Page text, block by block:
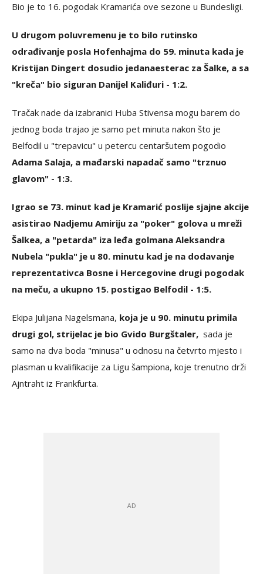
Bio je to 16. pogodak Kramarića ove sezone u Bundesligi.
U drugom poluvremenu je to bilo rutinsko
odrađivanje posla Hofenhajma do 59. minuta kada je
Kristijan Dingert dosudio jedanaesterac za Šalke, a sa
"kreča" bio siguran Danijel Kaliđuri - 1:2.
Tračak nade da izabranici Huba Stivensa mogu barem do
jednog boda trajao je samo pet minuta nakon što je
Belfodil u "trepavicu" u petercu centaršutem pogodio
Adama Salaja, a mađarski napadač samo "trznuo
glavom" - 1:3.
Igrao se 73. minut kad je Kramarić poslije sjajne akcije
asistirao Nadjemu Amiriju za "poker" golova u mreži
Šalkea, a "petarda" iza leđa golmana Aleksandra
Nubela "pukla" je u 80. minutu kad je na dodavanje
reprezentativca Bosne i Hercegovine drugi pogodak
na meču, a ukupno 15. postigao Belfodil - 1:5.
Ekipa Julijana Nagelsmana, koja je u 90. minutu primila
drugi gol, strijelac je bio Gvido Burgštaler, sada je
samo na dva boda "minusa" u odnosu na četvrto mjesto i
plasman u kvalifikacije za Ligu šampiona, koje trenutno drži
Ajntraht iz Frankfurta.